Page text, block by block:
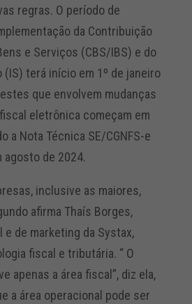
regras. O período de
da Contribuição
e Serviços (CBS/IBS) e do
terá início em 1º de janeiro
que envolvem mudanças
eletrônica começam em
a Nota Técnica SE/CGNFS-e
agosto de 2024.
inclusive as maiores,
afirma Thaís Borges,
de marketing da Systax,
fiscal e tributária. “ O
apenas a área fiscal”, diz ela,
a área operacional pode ser